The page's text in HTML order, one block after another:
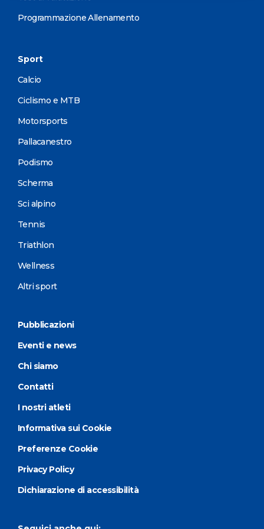
Programmazione Allenamento
Sport
Calcio
Ciclismo e MTB
Motorsports
Pallacanestro
Podismo
Scherma
Sci alpino
Tennis
Triathlon
Wellness
Altri sport
Pubblicazioni
Eventi e news
Chi siamo
Contatti
I nostri atleti
Informativa sui Cookie
Preferenze Cookie
Privacy Policy
Dichiarazione di accessibilità